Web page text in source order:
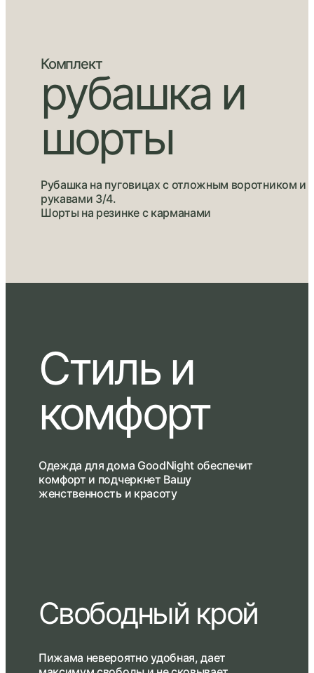
Комплект
рубашка и
шорты
Рубашка на пуговицах с отложным воротником и
рукавами 3/4.
Шорты на резинке с карманами
Стиль и
комфорт
Одежда для дома GoodNight обеспечит
комфорт и подчеркнет Вашу
женственность и красоту
Свободный крой
Пижама невероятно удобная, дает